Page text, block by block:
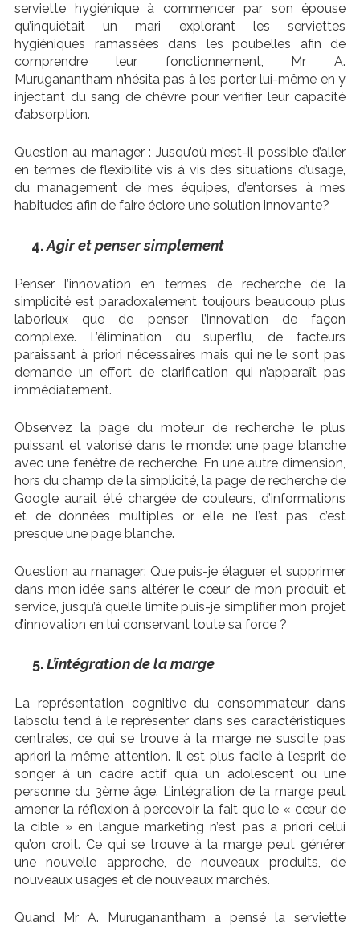
serviette hygiénique à commencer par son épouse
qu’inquiétait un mari explorant les serviettes
hygiéniques ramassées dans les poubelles afin de
comprendre leur fonctionnement, Mr A.
Muruganantham n’hésita pas à les porter lui-même en y
injectant du sang de chèvre pour vérifier leur capacité
d’absorption.
Question au manager : Jusqu’où m’est-il possible d’aller
en termes de flexibilité vis à vis des situations d’usage,
du management de mes équipes, d’entorses à mes
habitudes afin de faire éclore une solution innovante?
Agir et penser simplement
Penser l’innovation en termes de recherche de la
simplicité est paradoxalement toujours beaucoup plus
laborieux que de penser l’innovation de façon
complexe. L’élimination du superflu, de facteurs
paraissant à priori nécessaires mais qui ne le sont pas
demande un effort de clarification qui n’apparaît pas
immédiatement.
Observez la page du moteur de recherche le plus
puissant et valorisé dans le monde: une page blanche
avec une fenêtre de recherche. En une autre dimension,
hors du champ de la simplicité, la page de recherche de
Google aurait été chargée de couleurs, d’informations
et de données multiples or elle ne l’est pas, c’est
presque une page blanche.
Question au manager: Que puis-je élaguer et supprimer
dans mon idée sans altérer le cœur de mon produit et
service, jusqu’à quelle limite puis-je simplifier mon projet
d’innovation en lui conservant toute sa force ?
L’intégration de la marge
La représentation cognitive du consommateur dans
l’absolu tend à le représenter dans ses caractéristiques
centrales, ce qui se trouve à la marge ne suscite pas
apriori la même attention. Il est plus facile à l’esprit de
songer à un cadre actif qu’à un adolescent ou une
personne du 3ème âge. L’intégration de la marge peut
amener la réflexion à percevoir la fait que le « cœur de
la cible » en langue marketing n’est pas a priori celui
qu’on croit. Ce qui se trouve à la marge peut générer
une nouvelle approche, de nouveaux produits, de
nouveaux usages et de nouveaux marchés.
Quand Mr A. Muruganantham a pensé la serviette